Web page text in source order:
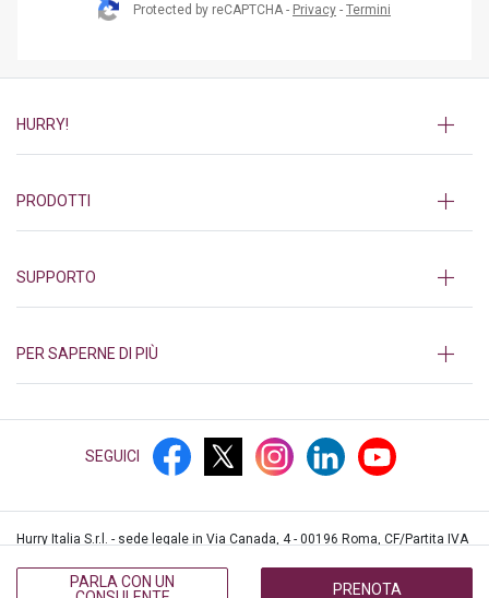
Protected by reCAPTCHA - Privacy - Termini
PARLA CON UN
PRENOTA
HURRY!
PRODOTTI
SUPPORTO
PER SAPERNE DI PIÙ
SEGUICI
Hurry Italia S.r.l. - sede legale in Via Canada, 4 - 00196 Roma, CF/Partita IVA